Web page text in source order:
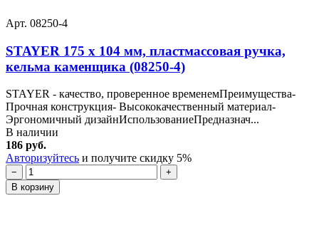
Арт. 08250-4
STAYER 175 x 104 мм, пластмассовая ручка,
кельма каменщика (08250-4)
STAYER - качество, проверенное временемПреимущества-
Прочная конструкция- Высококачественный материал-
Эргономичный дизайнИспользованиеПредназнач...
В наличии
186 руб.
Авторизуйтесь и получите скидку 5%
−
+
В корзину